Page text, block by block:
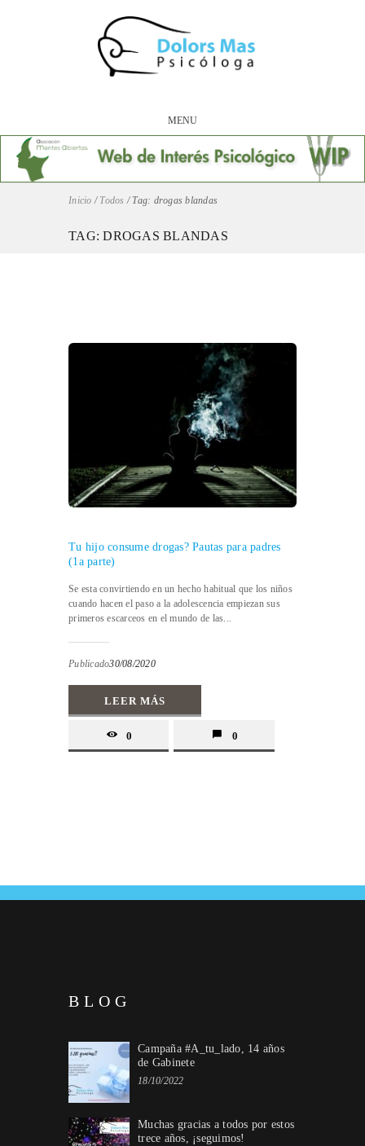
MENU
Inicio / Todos / Tag: drogas blandas
TAG: DROGAS BLANDAS
Tu hijo consume drogas? Pautas para padres
(1a parte)
Se esta convirtiendo en un hecho habitual que los niños
cuando hacen el paso a la adolescencia empiezan sus
primeros escarceos en el mundo de las...
Publicado30/08/2020
LEER MÁS
0 0
BLOG
Campaña #A_tu_lado, 14 años
de Gabinete
18/10/2022
Muchas gracias a todos por estos
trece años, ¡seguimos!